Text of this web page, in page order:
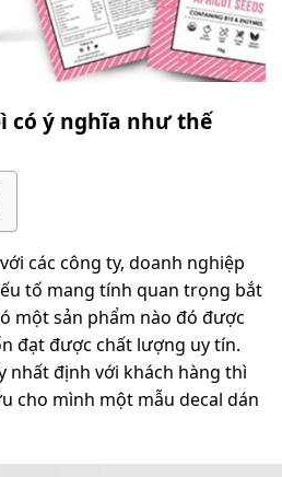
có ý nghĩa như thế
các công ty, doanh nghiệp
tố mang tính quan trọng bắt
một sản phẩm nào đó được
đạt được chất lượng uy tín.
nhất định với khách hàng thì
cho mình một mẫu decal dán